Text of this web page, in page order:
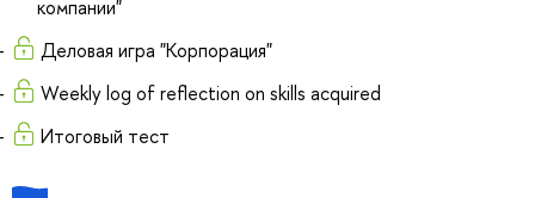
компании"
Деловая игра "Корпорация"
Weekly log of reflection on skills acquired
Итоговый тест